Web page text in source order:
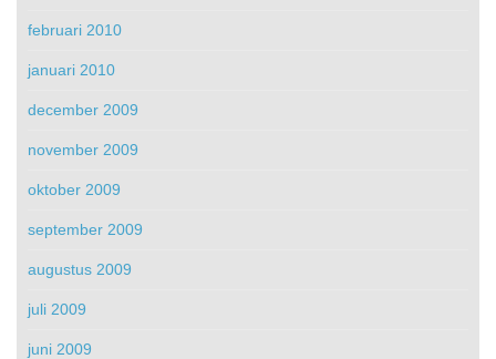
februari 2010
januari 2010
december 2009
november 2009
oktober 2009
september 2009
augustus 2009
juli 2009
juni 2009